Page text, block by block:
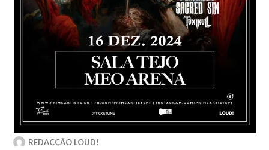
REDACÇÃO LOUD!